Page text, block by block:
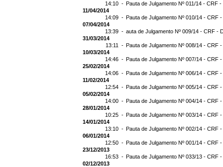
14:10 - Pauta de Julgamento Nº 011/14 - CRF
11/04/2014
14:09 - Pauta de Julgamento Nº 010/14 - CRF
07/04/2014
13:39 - auta de Julgamento Nº 009/14 - CRF -
31/03/2014
13:11 - Pauta de Julgamento Nº 008/14 - CRF
10/03/2014
14:46 - Pauta de Julgamento Nº 007/14 - CRF
25/02/2014
14:06 - Pauta de Julgamento Nº 006/14 - CRF
11/02/2014
12:54 - Pauta de Julgamento Nº 005/14 - CRF
05/02/2014
14:00 - Pauta de Julgamento Nº 004/14 - CRF
28/01/2014
10:25 - Pauta de Julgamento Nº 003/14 - CRF
14/01/2014
13:10 - Pauta de Julgamento Nº 002/14 - CRF
06/01/2014
12:50 - Pauta de Julgamento Nº 001/14 - CRF
23/12/2013
16:53 - Pauta de Julgamento Nº 033/13 - CRF
02/12/2013